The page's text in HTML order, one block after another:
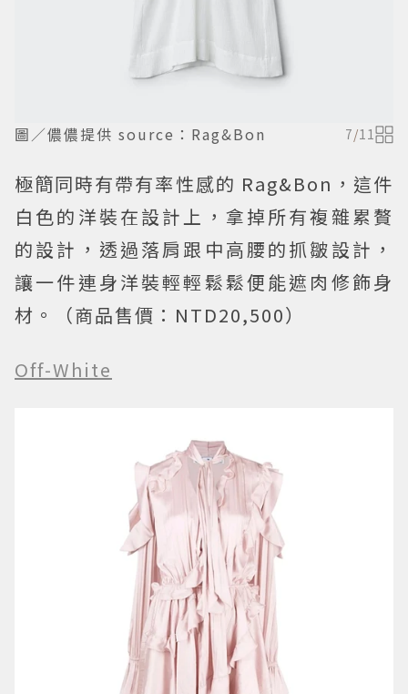
圖／儂儂提供 source：Rag&Bon 7/11
極簡同時有帶有率性感的 Rag&Bon，這件
白色的洋裝在設計上，拿掉所有複雜累贅
的設計，透過落肩跟中高腰的抓皺設計，
讓一件連身洋裝輕輕鬆鬆便能遮肉修飾身
材。（商品售價：NTD20,500）
Off-White